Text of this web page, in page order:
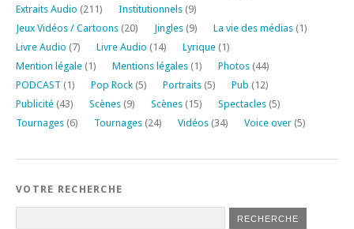
Extraits Audio (211) Institutionnels (9)
Jeux Vidéos / Cartoons (20) Jingles (9) La vie des médias (1)
Livre Audio (7) Livre Audio (14) Lyrique (1)
Mention légale (1) Mentions légales (1) Photos (44)
PODCAST (1) Pop Rock (5) Portraits (5) Pub (12)
Publicité (43) Scènes (9) Scènes (15) Spectacles (5)
Tournages (6) Tournages (24) Vidéos (34) Voice over (5)
VOTRE RECHERCHE